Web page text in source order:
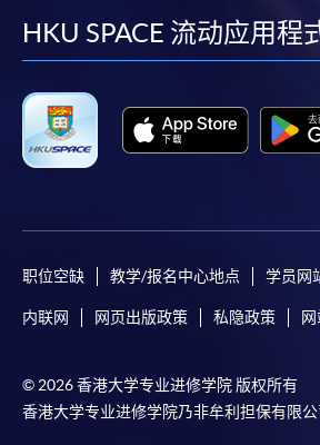
facebook
HKU SPACE 流动应用程
职位空缺 教学/报名中心地点 学员网
内联网 网页出版政策 私隐政策
© 2026 香港大学专业进修学院 版权所有
香港大学专业进修学院乃非牟利担保有限公